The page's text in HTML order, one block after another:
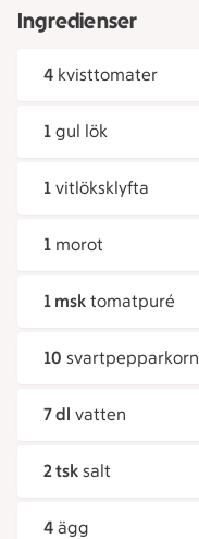
Ingredienser
4 kvisttomater
1 gul lök
1 vitlöksklyfta
1 morot
1 msk tomatpuré
10 svartpepparkorn
7 dl vatten
2 tsk salt
4 ägg